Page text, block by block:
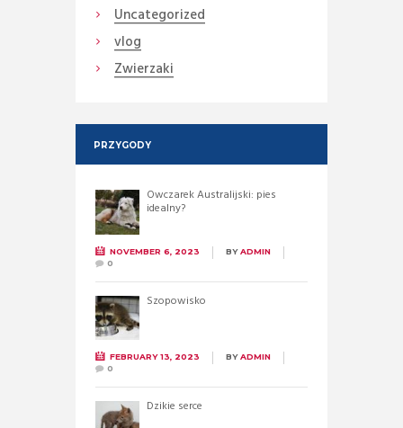
Uncategorized
vlog
Zwierzaki
PRZYGODY
Owczarek Australijski: pies
idealny?
NOVEMBER 6, 2023 BYADMIN
0
Szopowisko
FEBRUARY 13, 2023 BYADMIN
0
Dzikie serce